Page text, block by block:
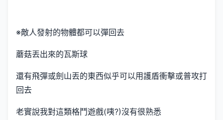
※敵人發射的物體都可以彈回去
蘑菇丟出來的瓦斯球
還有飛彈或劍山丟的東西似乎可以用護盾衝擊或普攻打
回去
老實說我對這類格鬥遊戲(咦?)沒有很熟悉